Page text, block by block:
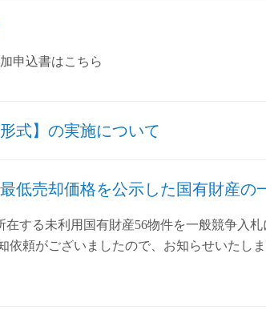
申込書はこちら
式】の実施について
低売却価格を公示した国有財産の
する未利用国有財産56物件を一般競争入
依頼がございましたので、お知らせいたし